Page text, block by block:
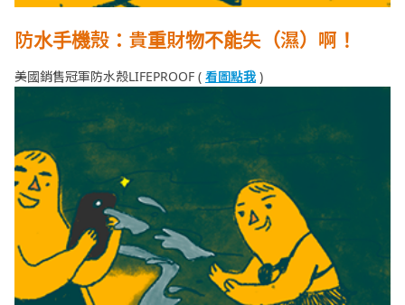
防水手機殼：貴重財物不能失（濕）啊！
美國銷售冠軍防水殼LIFEPROOF ( 看圖點我 )